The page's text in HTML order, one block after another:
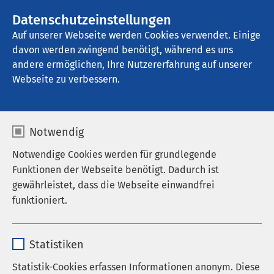
Datenschutzeinstellungen
Auf unserer Webseite werden Cookies verwendet. Einige
davon werden zwingend benötigt, während es uns
andere ermöglichen, Ihre Nutzererfahrung auf unserer
Webseite zu verbessern.
Notwendig
Notwendige Cookies werden für grundlegende
Funktionen der Webseite benötigt. Dadurch ist
gewährleistet, dass die Webseite einwandfrei
funktioniert.
Anbieter sgalinski
Statistiken
Statistik-Cookies erfassen Informationen anonym. Diese
AMEOS Poliklinikum Haldensleben